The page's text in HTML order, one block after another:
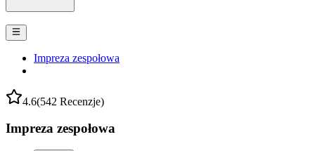
Impreza zespołowa
4.6(542 Recenzje)
Impreza zespołowa